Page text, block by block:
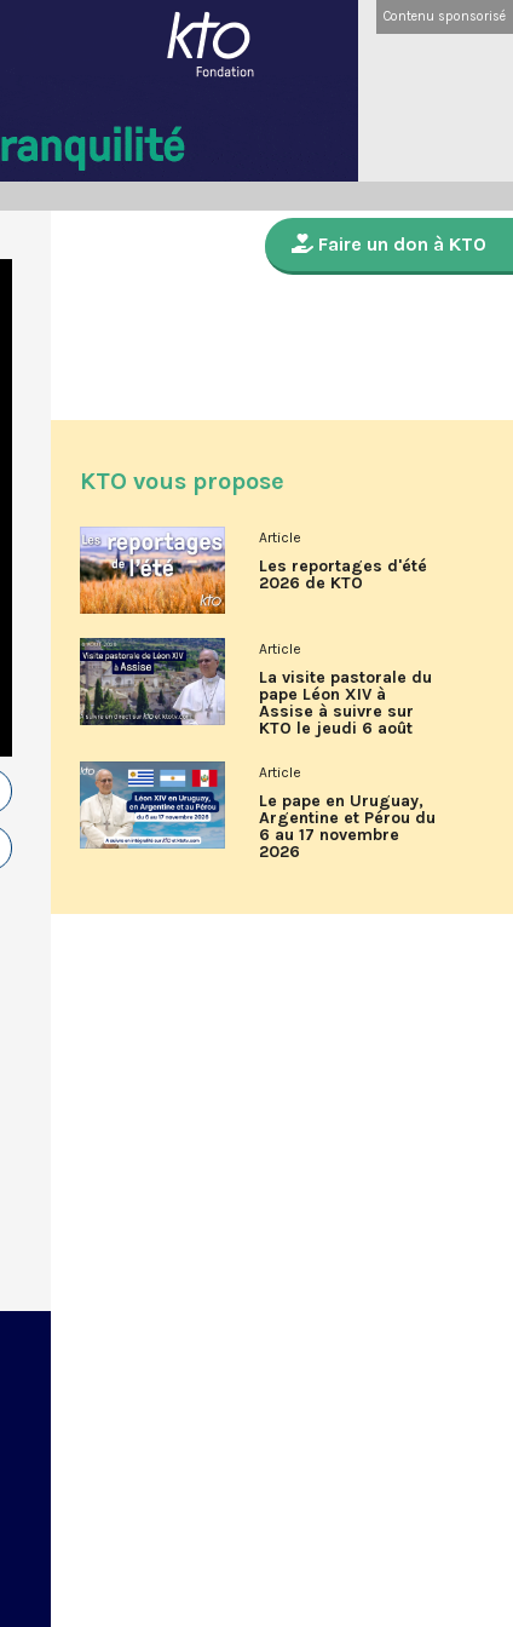
Contenu sponsorisé
Faire un don à KTO
KTO vous propose
Article
Les reportages d'été
2026 de KTO
Article
La visite pastorale du
pape Léon XIV à
Assise à suivre sur
KTO le jeudi 6 août
Article
Le pape en Uruguay,
Argentine et Pérou du
6 au 17 novembre
2026